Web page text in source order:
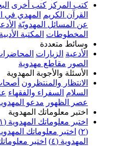
كتب أخرى البحوث
المهدي في الأحاديث
المسائل المهدويّة الأدعية والزيارات
المكتبة الأدبية دعوى اليماني
متعددة
الزيارات المحاضرات المراثي
مقاطع مهدوية
والأجوبة المهدوية
والمنتظرون أصحاب الإمام
السفراء والفقهاء علامات الظهور
مدعو المهدوية متفرقة
معلوماتك المهدوية
معلوماتك المهدوية (١)
اختبر
اختبر معلوماتك المهدوية (٣)
اختبر
اختبر معلوماتك المهدوية (٥)